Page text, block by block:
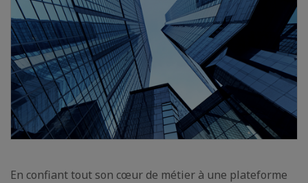
En confiant tout son cœur de métier à une plateforme